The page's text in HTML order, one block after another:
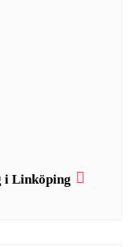
i Linköping